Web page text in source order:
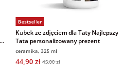
Bestseller
Kubek ze zdjęciem dla Taty Najlepszy
Tata personalizowany prezent
ceramika, 325 ml
44,90 zł 45,00 zł